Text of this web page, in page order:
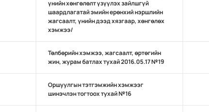
үнийн хөнгөлөлт үзүүлэх зайлшгүй
шаардлагатай эмийн ерөнхий нэршлийн
жагсаалт, үнийн дээд хязгаар, хөнгөлөх
хэмжээ/
Төлбөрийн хэмжээ, жагсаалт, өртөгийн
жин, журам батлах тухай 2016.05.17 №19
Оршуулгын тэтгэмжийн хэмжээг
шинэчлэн тогтоох тухай №16